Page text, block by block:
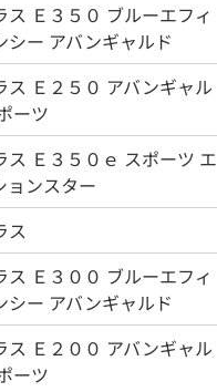
ス Ｅ３５０ ブルーエフィ
シー アバンギャルド
ス Ｅ２５０ アバンギャル
ーツ
ス Ｅ３５０ｅ スポーツ エ
ョンスター
ス
ス Ｅ３００ ブルーエフィ
シー アバンギャルド
ス Ｅ２００ アバンギャル
ーツ